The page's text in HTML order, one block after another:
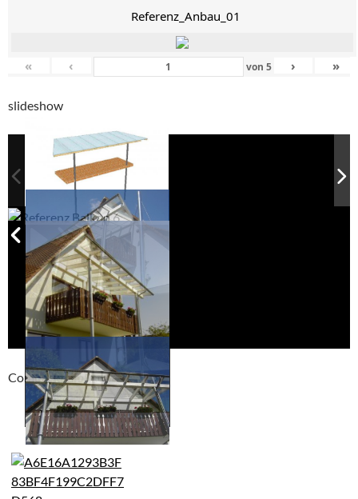
Referenz_Anbau_01
« ‹ von 5 › »
slideshow
Compackt album